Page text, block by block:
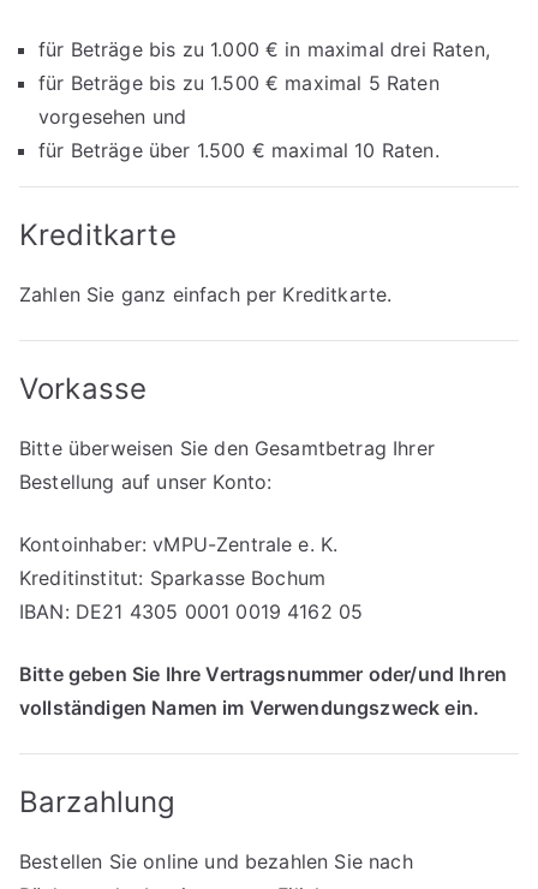
für Beträge bis zu 1.000 € in maximal drei Raten,
für Beträge bis zu 1.500 € maximal 5 Raten
vorgesehen und
für Beträge über 1.500 € maximal 10 Raten.
Kreditkarte
Zahlen Sie ganz einfach per Kreditkarte.
Vorkasse
Bitte überweisen Sie den Gesamtbetrag Ihrer
Bestellung auf unser Konto:
Kontoinhaber: vMPU-Zentrale e. K.
Kreditinstitut: Sparkasse Bochum
IBAN: DE21 4305 0001 0019 4162 05
Bitte geben Sie Ihre Vertragsnummer oder/und Ihren
vollständigen Namen im Verwendungszweck ein.
Barzahlung
Bestellen Sie online und bezahlen Sie nach